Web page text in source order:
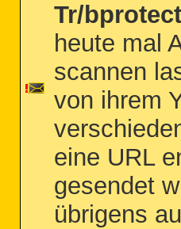
Tr/
heute mal
scannen
von ihrem
eine URL
gesendet
übrigens